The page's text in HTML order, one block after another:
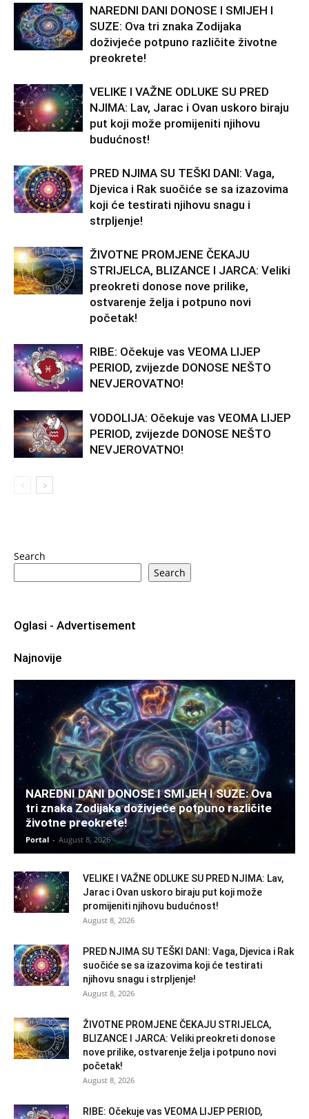
NAREDNI DANI DONOSE I SMIJEH I
SUZE: Ova tri znaka Zodijaka
doživjeće potpuno različite životne
preokrete!
VELIKE I VAŽNE ODLUKE SU PRED
NJIMA: Lav, Jarac i Ovan uskoro biraju
put koji može promijeniti njihovu
budućnost!
PRED NJIMA SU TEŠKI DANI: Vaga,
Djevica i Rak suočiće se sa izazovima
koji će testirati njihovu snagu i
strpljenje!
ŽIVOTNE PROMJENE ČEKAJU
STRIJELCA, BLIZANCE I JARCA: Veliki
preokreti donose nove prilike,
ostvarenje želja i potpuno novi
početak!
RIBE: Očekuje vas VEOMA LIJEP
PERIOD, zvijezde DONOSE NEŠTO
NEVJEROVATNO!
VODOLIJA: Očekuje vas VEOMA LIJEP
PERIOD, zvijezde DONOSE NEŠTO
NEVJEROVATNO!
Search
Search
Oglasi - Advertisement
Najnovije
NAREDNI DANI DONOSE I SMIJEH I SUZE: Ova
tri znaka Zodijaka doživjeće potpuno različite
životne preokrete!
Portal - August 8, 2026
VELIKE I VAŽNE ODLUKE SU PRED NJIMA: Lav,
Jarac i Ovan uskoro biraju put koji može
promijeniti njihovu budućnost!
August 8, 2026
PRED NJIMA SU TEŠKI DANI: Vaga, Djevica i Rak
suočiće se sa izazovima koji će testirati
njihovu snagu i strpljenje!
August 8, 2026
ŽIVOTNE PROMJENE ČEKAJU STRIJELCA,
BLIZANCE I JARCA: Veliki preokreti donose
nove prilike, ostvarenje želja i potpuno novi
početak!
August 8, 2026
RIBE: Očekuje vas VEOMA LIJEP PERIOD,